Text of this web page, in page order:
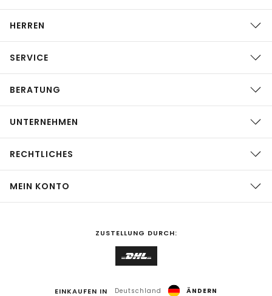
HERREN
SERVICE
BERATUNG
UNTERNEHMEN
RECHTLICHES
MEIN KONTO
ZUSTELLUNG DURCH:
EINKAUFEN IN Deutschland ÄNDERN